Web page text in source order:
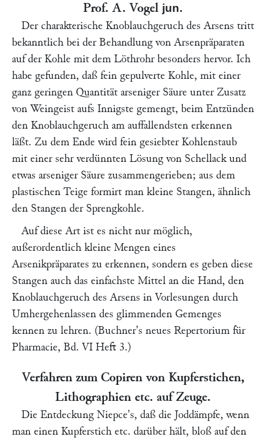
Prof. A. Vogel jun.
Der charakterische Knoblauchgeruch des Arsens tritt
bekanntlich bei der Behandlung von Arsenpräparaten
auf der Kohle mit dem Löthrohr besonders hervor. Ich
habe gefunden, daß fein gepulverte Kohle, mit einer
ganz geringen Quantität arseniger Säure unter Zusatz
von Weingeist aufs Innigste gemengt, beim Entzünden
den Knoblauchgeruch am auffallendsten erkennen
läßt. Zu dem Ende wird fein gesiebter Kohlenstaub
mit einer sehr verdünnten Lösung von Schellack und
etwas arseniger Säure zusammengerieben; aus dem
plastischen Teige formirt man kleine Stangen, ähnlich
den Stangen der Sprengkohle.
Auf diese Art ist es nicht nur möglich,
außerordentlich kleine Mengen eines
Arsenikpräparates zu erkennen, sondern es geben diese
Stangen auch das einfachste Mittel an die Hand, den
Knoblauchgeruch des Arsens in Vorlesungen durch
Umhergehenlassen des glimmenden Gemenges
kennen zu lehren. (Buchner's neues Repertorium für
Pharmacie, Bd. VI Heft 3.)
Verfahren zum Copiren von Kupferstichen,
Lithographien etc. auf Zeuge.
Die Entdeckung Niepce's, daß die Joddämpfe, wenn
man einen Kupferstich etc. darüber hält, bloß auf den